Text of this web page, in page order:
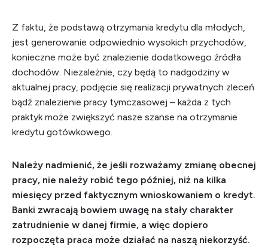
Z faktu, że podstawą otrzymania kredytu dla młodych,
jest generowanie odpowiednio wysokich przychodów,
konieczne może być znalezienie dodatkowego źródła
dochodów. Niezależnie, czy będą to nadgodziny w
aktualnej pracy, podjęcie się realizacji prywatnych zleceń
bądź znalezienie pracy tymczasowej – każda z tych
praktyk może zwiększyć nasze szanse na otrzymanie
kredytu gotówkowego.
Należy nadmienić, że jeśli rozważamy zmianę obecnej
pracy, nie należy robić tego później, niż na kilka
miesięcy przed faktycznym wnioskowaniem o kredyt.
Banki zwracają bowiem uwagę na stały charakter
zatrudnienie w danej firmie, a więc dopiero
rozpoczęta praca może działać na naszą niekorzyść.